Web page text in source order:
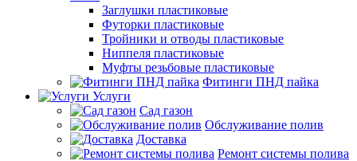
Заглушки пластиковые
Футорки пластиковые
Тройники и отводы пластиковые
Ниппеля пластиковые
Муфты резьбовые пластиковые
Фитинги ПНД пайка
Услуги
Сад газон
Обслуживание полив
Доставка
Ремонт системы полива